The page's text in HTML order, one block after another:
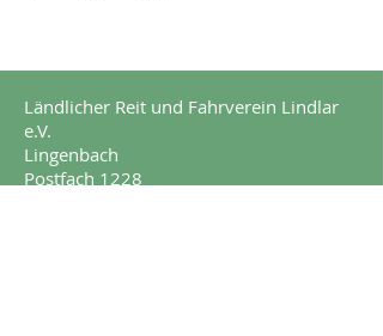
Ländlicher Reit und Fahrverein Lindlar
e.V.
Lingenbach
Postfach 1228